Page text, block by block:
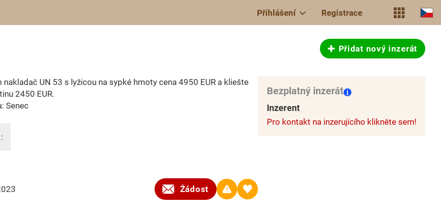
Přihlášení Registrace
Přidat nový inzerát
nakladač UN 53 s lyžicou na sypké hmoty cena 4950 EUR a kliešte
2450 EUR.
Senec
Žádost
Bezplatný inzerát
Inzerent
Pro kontakt na inzerujícího klikněte sem!